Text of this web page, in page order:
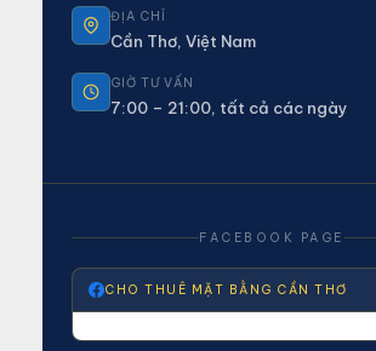
ĐỊA CHỈ
Cần Thơ, Việt Nam
GIỜ TƯ VẤN
7:00 – 21:00, tất cả các ngày
FACEBOOK PAGE
CHO THUÊ MẶT BẰNG CẦN THƠ